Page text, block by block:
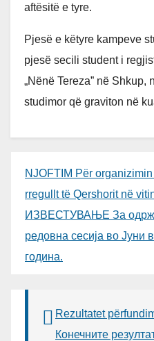
aftësitë e tyre.
Pjesë e këtyre kampeve
pjesë secili student i
„Nënë Tereza” në Shkup,
studimor që graviton në
NJOFTIM Për
rregullt të Qershorit në
ИЗВЕСТУВАЊЕ За
редовна сесија во Јуни
година.
Rezultatet
Конечните